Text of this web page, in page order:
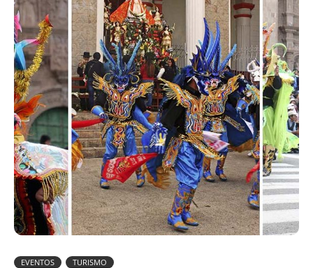
EVENTOS TURISMO